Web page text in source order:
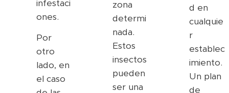
infestaci
ones.
Por
otro
lado, en
el caso
zona
determi
nada.
Estos
insectos
pueden
ser una
d en
cualquie
r
establec
imiento.
Un plan
de